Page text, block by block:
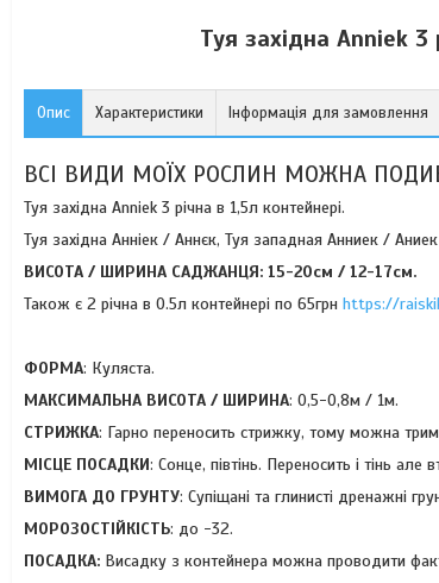
Туя західна Anniek
Опис Характеристики Інформація для замовлення
ВСІ ВИДИ МОЇХ РОСЛИН МОЖНА
Туя західна Anniek 3 річна в 1,5л контейнері.
Туя західна Анніек / Аннєк, Туя западная Анниек /
ВИСОТА / ШИРИНА САДЖАНЦЯ: 15-20см / 12-17см.
Також є 2 річна в 0.5л контейнері по 65грн https://
ФОРМА: Куляста.
МАКСИМАЛЬНА ВИСОТА / ШИРИНА: 0,5-0,8м / 1м.
СТРИЖКА: Гарно переносить стрижку, тому можна
МІСЦЕ ПОСАДКИ: Сонце, півтінь. Переносить і тінь але
ВИМОГА ДО ГРУНТУ: Супіщані та глинисті дренажні
МОРОЗОСТІЙКІСТЬ: до -32.
ПОСАДКА: Висадку з контейнера можна проводити